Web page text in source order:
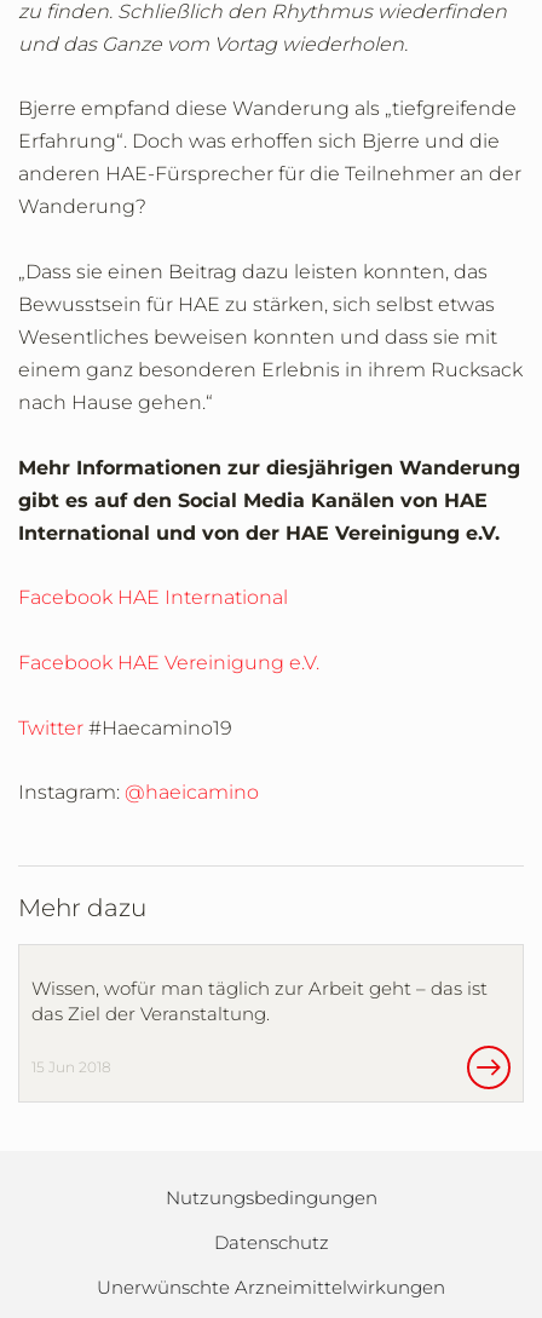
zu finden. Schließlich den Rhythmus wiederfinden
und das Ganze vom Vortag wiederholen.
Bjerre empfand diese Wanderung als „tiefgreifende
Erfahrung“. Doch was erhoffen sich Bjerre und die
anderen HAE-Fürsprecher für die Teilnehmer an der
Wanderung?
„Dass sie einen Beitrag dazu leisten konnten, das
Bewusstsein für HAE zu stärken, sich selbst etwas
Wesentliches beweisen konnten und dass sie mit
einem ganz besonderen Erlebnis in ihrem Rucksack
nach Hause gehen.“
Mehr Informationen zur diesjährigen Wanderung
gibt es auf den Social Media Kanälen von HAE
International und von der HAE Vereinigung e.V.
Facebook HAE International
Facebook HAE Vereinigung e.V.
Twitter #Haecamino19
Instagram: @haeicamino
Mehr dazu
Wissen, wofür man täglich zur Arbeit geht – das ist
das Ziel der Veranstaltung.
15 Jun 2018
Nutzungsbedingungen
Datenschutz
Unerwünschte Arzneimittelwirkungen